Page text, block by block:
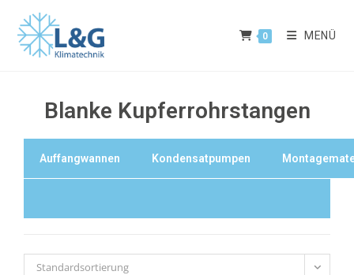
0 MENÜ
Blanke Kupferrohrstangen
Auffangwannen Kondensatpumpen
Standardsortierung